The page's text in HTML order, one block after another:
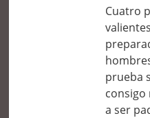
Cuatro
prueba
consigo
a ser